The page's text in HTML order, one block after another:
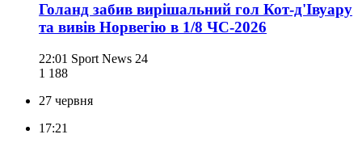
Голанд забив вирішальний гол Кот-д'Івуару
та вивів Норвегію в 1/8 ЧС-2026
22:01 Sport News 24
1 188
27 червня
17:21